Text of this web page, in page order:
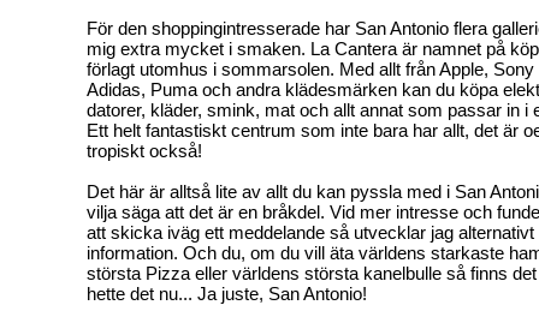
För den shoppingintresserade har San Antonio flera
mig extra mycket i smaken. La Cantera är namnet på
förlagt utomhus i sommarsolen. Med allt från Apple,
Adidas, Puma och andra klädesmärken kan du köpa
datorer, kläder, smink, mat och allt annat som passar in i
Ett helt fantastiskt centrum som inte bara har allt, det är
tropiskt också!
Det här är alltså lite av allt du kan pyssla med i San
vilja säga att det är en bråkdel. Vid mer intresse och
att skicka iväg ett meddelande så utvecklar jag alternativt
information. Och du, om du vill äta världens starkaste
största Pizza eller världens största kanelbulle så finns
hette det nu... Ja juste, San Antonio!